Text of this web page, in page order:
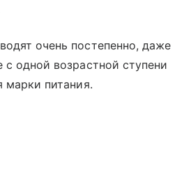
очень постепенно, даже
с одной возрастной ступени
марки питания.